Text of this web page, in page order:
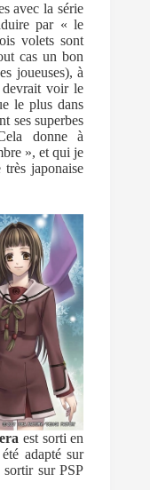
avec la série
par « le
volets sont
cas un bon
joueuses), à
voir le
le plus dans
ses superbes
donne à
», et qui je
très japonaise
est sorti en
adapté sur
sur PSP